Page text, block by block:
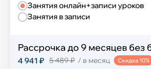
Занятия онлайн+записи уроков
Занятия в записи
Рассрочка до 9 месяцев без
4 941 ₽ 5 489 ₽ / в месяц Скидка 10%